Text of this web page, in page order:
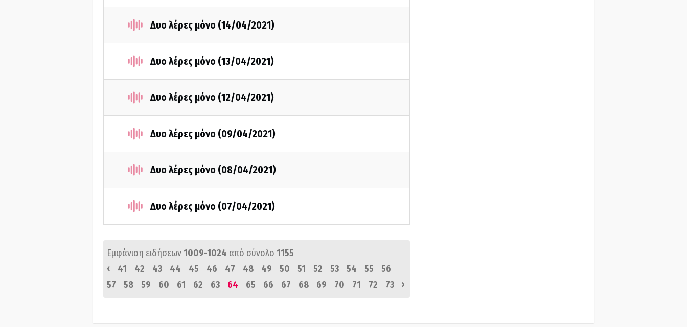
Δυο λέρες μόνο (14/04/2021)
Δυο λέρες μόνο (13/04/2021)
Δυο λέρες μόνο (12/04/2021)
Δυο λέρες μόνο (09/04/2021)
Δυο λέρες μόνο (08/04/2021)
Δυο λέρες μόνο (07/04/2021)
Εμφάνιση ειδήσεων1009-1024 από σύνολο 1155
‹
41 42 43 44 45 46 47 48 49 50 51 52 53 54 55
56
57
58 59 60 61 62 63 64 65 66 67 68 69 70 71 72 73 ›